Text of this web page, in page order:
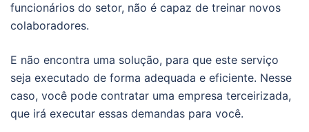
funcionários do setor, não é capaz de treinar novos
colaboradores.
E não encontra uma solução, para que este serviço
seja executado de forma adequada e eficiente. Nesse
caso, você pode contratar uma empresa terceirizada,
que irá executar essas demandas para você.